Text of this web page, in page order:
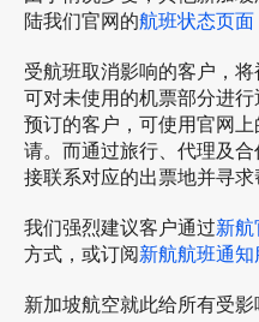
陆我们官网的航班状态页面
受航班取消影响的客户，
可对未使用的机票部分进
预订的客户，可使用官网上
请。而通过旅行、代理及
接联系对应的出票地并寻求
我们强烈建议客户通过新航
方式，或订阅新航航班通知
新加坡航空就此给所有受影